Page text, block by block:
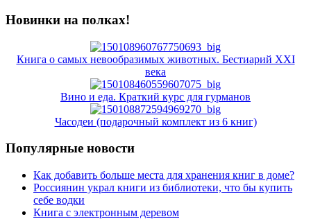
Новинки на полках!
Книга о самых невообразимых животных. Бестиарий XXI
века
Вино и еда. Краткий курс для гурманов
Часодеи (подарочный комплект из 6 книг)
Популярные новости
Как добавить больше места для хранения книг в доме?
Россиянин украл книги из библиотеки, что бы купить
себе водки
Книга с электронным деревом